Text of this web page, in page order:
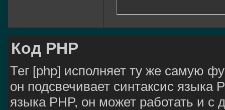
Код PHP
Тег [php] исполняет ту же самую
он подсвечивает синтаксис языка
языка PHP, он может работать и с